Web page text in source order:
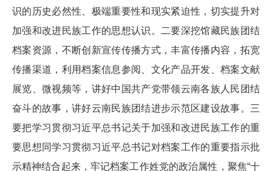
识的历史必然性、极端重要性和现实紧迫性，切实提升对
加强和改进民族工作的思想认识。二要深挖馆藏民族团结
档案资源，不断创新宣传传播方式，丰富传播内容，拓宽
传播渠道，利用档案信息参阅、文化产品开发、档案文献
展览、微视频等，讲好中国共产党带领云南各族人民团结
奋斗的故事，讲好云南民族团结进步示范区建设故事。三
要把学习贯彻习近平总书记关于加强和改进民族工作的重
要思想同学习贯彻习近平总书记对档案工作的重要指示批
示精神结合起来，牢记档案工作姓党的政治属性，聚焦“十